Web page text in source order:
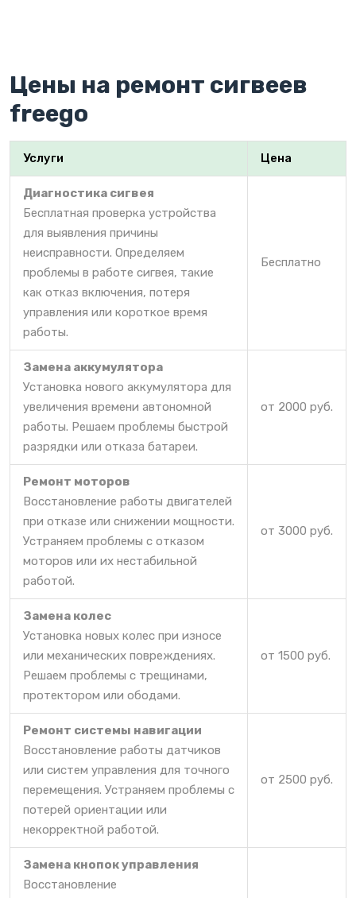
Цены на ремонт сигвеев
freego
Услуги Цена
Диагностика сигвея
Бесплатная проверка устройства
для выявления причины
неисправности. Определяем
проблемы в работе сигвея, такие
как отказ включения, потеря
управления или короткое время
работы.
Бесплатно
Замена аккумулятора
Установка нового аккумулятора для
увеличения времени автономной
работы. Решаем проблемы быстрой
разрядки или отказа батареи.
от 2000 руб.
Ремонт моторов
Восстановление работы двигателей
при отказе или снижении мощности.
Устраняем проблемы с отказом
моторов или их нестабильной
работой.
от 3000 руб.
Замена колес
Установка новых колес при износе
или механических повреждениях.
Решаем проблемы с трещинами,
протектором или ободами.
от 1500 руб.
Ремонт системы навигации
Восстановление работы датчиков
или систем управления для точного
перемещения. Устраняем проблемы с
потерей ориентации или
некорректной работой.
от 2500 руб.
Замена кнопок управления
Восстановление